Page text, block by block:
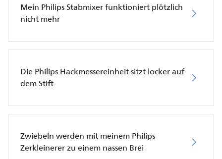
Mein Philips Stabmixer funktioniert plötzlich
nicht mehr
Die Philips Hackmessereinheit sitzt locker auf
dem Stift
Zwiebeln werden mit meinem Philips
Zerkleinerer zu einem nassen Brei